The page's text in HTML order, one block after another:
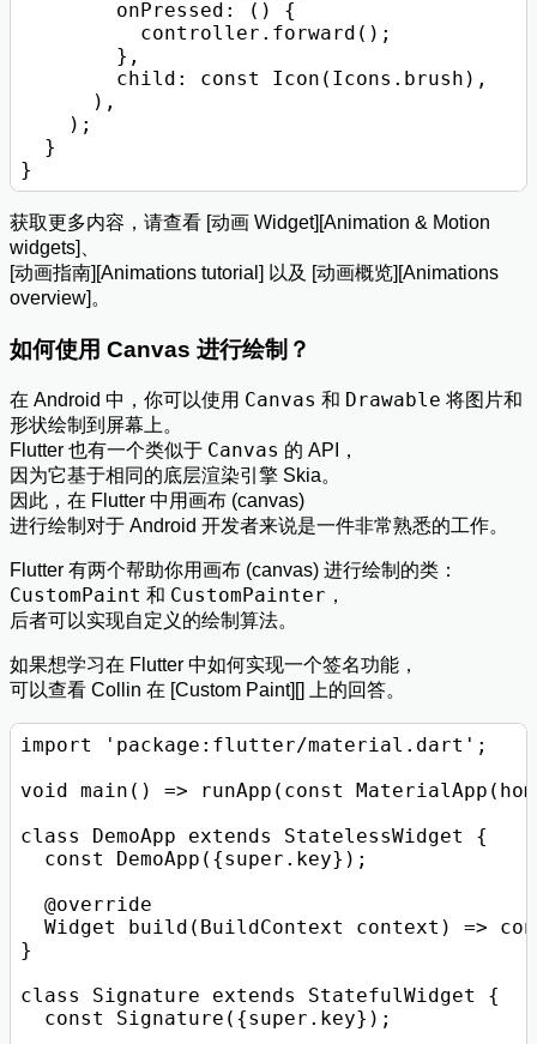
        onPressed: () {
          controller.forward();
        },
        child: const Icon(Icons.brush),
      ),
    );
  }
获取更多内容，请查看 [动画 Widget][Animation & Motion
widgets]、
[动画指南][Animations tutorial] 以及 [动画概览][Animations
overview]。
如何使用 Canvas 进行绘制？
在 Android 中，你可以使用 Canvas 和 Drawable 将图片和
形状绘制到屏幕上。
Flutter 也有一个类似于 Canvas 的 API，
因为它基于相同的底层渲染引擎 Skia。
因此，在 Flutter 中用画布 (canvas)
进行绘制对于 Android 开发者来说是一件非常熟悉的工作。
Flutter 有两个帮助你用画布 (canvas) 进行绘制的类：
CustomPaint 和 CustomPainter ，
后者可以实现自定义的绘制算法。
如果想学习在 Flutter 中如何实现一个签名功能，
可以查看 Collin 在 [Custom Paint][] 上的回答。
import 'package:flutter/material.dart';
void main() => runApp(const
class DemoApp extends StatelessWidget {
  const DemoApp({super.key});
  @override
Widget build(BuildContext context) =>
}
class Signature extends StatefulWidget {
  const Signature({super.key});